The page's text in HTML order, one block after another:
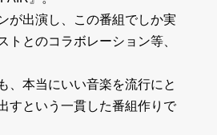
が出演し、この番組でしか実
とのコラボレーション等、
、本当にいい音楽を流行にと
すという一貫した番組作りで